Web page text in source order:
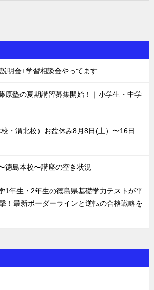
明会+学習相談会やってます
原塾の夏期講習募集開始！｜小学生・中学
・渭北校）お盆休み8月8日(土）〜16日
徳島本校〜講座の空き状況
1年生・2年生の徳島県基礎学力テストが平
！最新ボーダーラインと逆転の合格戦略を